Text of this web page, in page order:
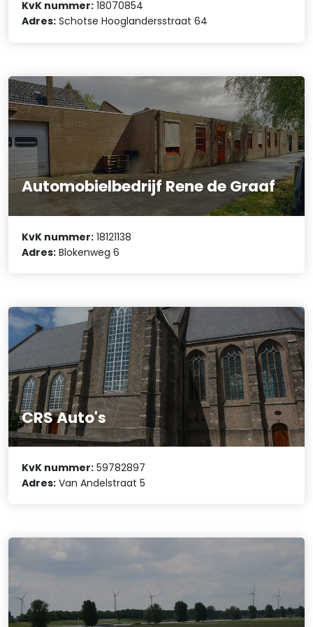
KvK nummer: 18070854
Adres: Schotse Hooglandersstraat 64
Automobielbedrijf Rene de Graaf
KvK nummer: 18121138
Adres: Blokenweg 6
CRS Auto's
KvK nummer: 59782897
Adres: Van Andelstraat 5